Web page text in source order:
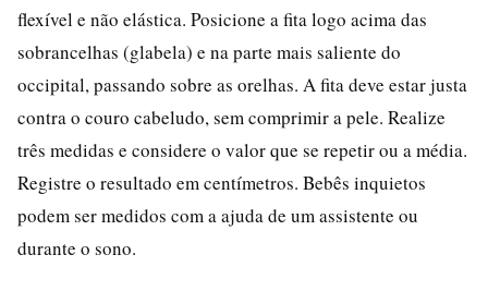
flexível e não elástica. Posicione a fita logo acima das
sobrancelhas (glabela) e na parte mais saliente do
occipital, passando sobre as orelhas. A fita deve estar justa
contra o couro cabeludo, sem comprimir a pele. Realize
três medidas e considere o valor que se repetir ou a média.
Registre o resultado em centímetros. Bebês inquietos
podem ser medidos com a ajuda de um assistente ou
durante o sono.